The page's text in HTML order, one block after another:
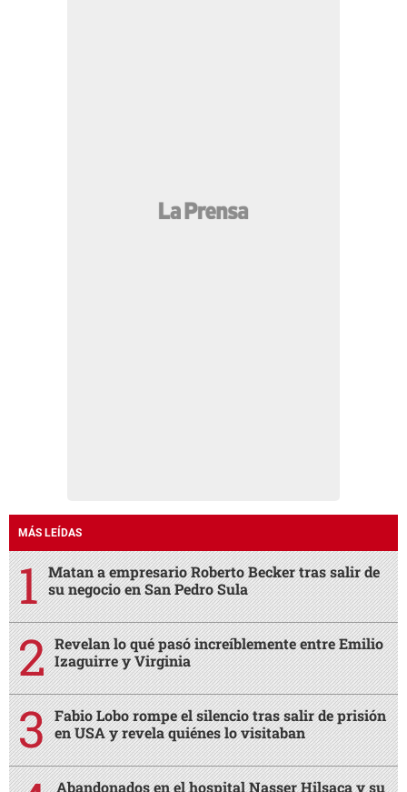
MÁS LEÍDAS
Matan a empresario Roberto Becker tras salir de
su negocio en San Pedro Sula
Revelan lo qué pasó increíblemente entre Emilio
Izaguirre y Virginia
Fabio Lobo rompe el silencio tras salir de prisión
en USA y revela quiénes lo visitaban
Abandonados en el hospital Nasser Hilsaca y su